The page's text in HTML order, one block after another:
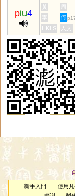
piu4
黃 周
李 何
HKLS 人文
新手入門 使用凡